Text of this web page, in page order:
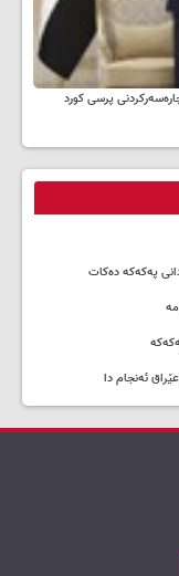
پرسی كورد
پەکەکە دەکات
ئەنجام دا